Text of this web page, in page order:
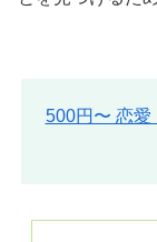
500円〜 恋愛